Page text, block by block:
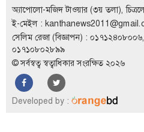
অ্যাপোলো-মজিদ টাওয়ার (৩য় তলা),
ই-মেইল :
সেলিম রেজা (বিজ্ঞাপন) :
০১৭১০৮০২৮৯৯
© সর্বস্বত্ব স্বত্বাধিকার সংরক্ষিত ২০২৬
Developed by :